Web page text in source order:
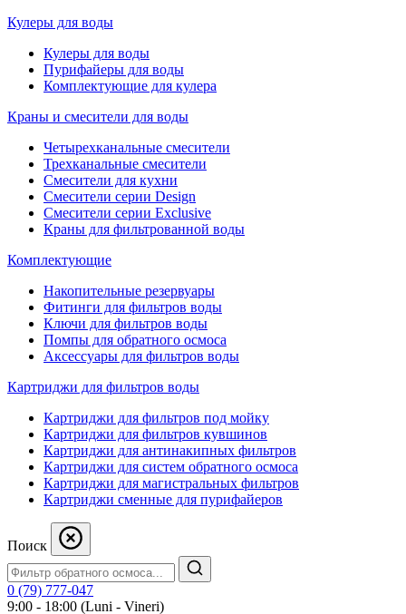
Кулеры для воды
Кулеры для воды
Пурифайеры для воды
Комплектующие для кулера
Краны и смесители для воды
Четырехканальные смесители
Трехканальные смесители
Смесители для кухни
Смесители серии Design
Смесители серии Exclusive
Краны для фильтрованной воды
Комплектующие
Накопительные резервуары
Фитинги для фильтров воды
Ключи для фильтров воды
Помпы для обратного осмоса
Аксессуары для фильтров воды
Картриджи для фильтров воды
Картриджи для фильтров под мойку
Картриджи для фильтров кувшинов
Картриджи для антинакипных фильтров
Картриджи для систем обратного осмоса
Картриджи для магистральных фильтров
Картриджи сменные для пурифайеров
Поиск
0 (79) 777-047
9:00 - 18:00 (Luni - Vineri)